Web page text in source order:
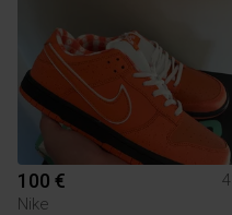
100 €
Nike